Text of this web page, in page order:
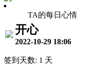
TA的每日心情
开心
2022-10-29 18:06
签到天数: 1 天